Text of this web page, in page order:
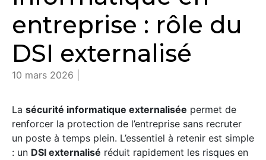
entreprise : rôle du
DSI externalisé
10 mars 2026 |
La sécurité informatique externalisée permet de
renforcer la protection de l’entreprise sans recruter
un poste à temps plein. L’essentiel à retenir est simple
: un DSI externalisé réduit rapidement les risques en